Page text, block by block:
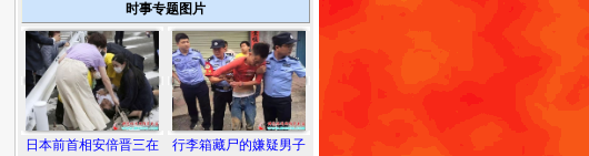
时事专题图片
日本前首相安倍晋三在
行李箱藏尸的嫌疑男子